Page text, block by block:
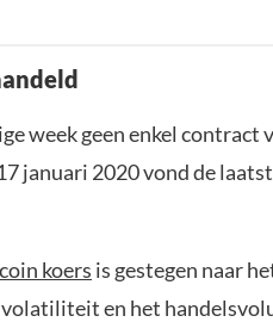
week geen enkel contract
januari 2020 vond de
koers is gestegen naar
en het